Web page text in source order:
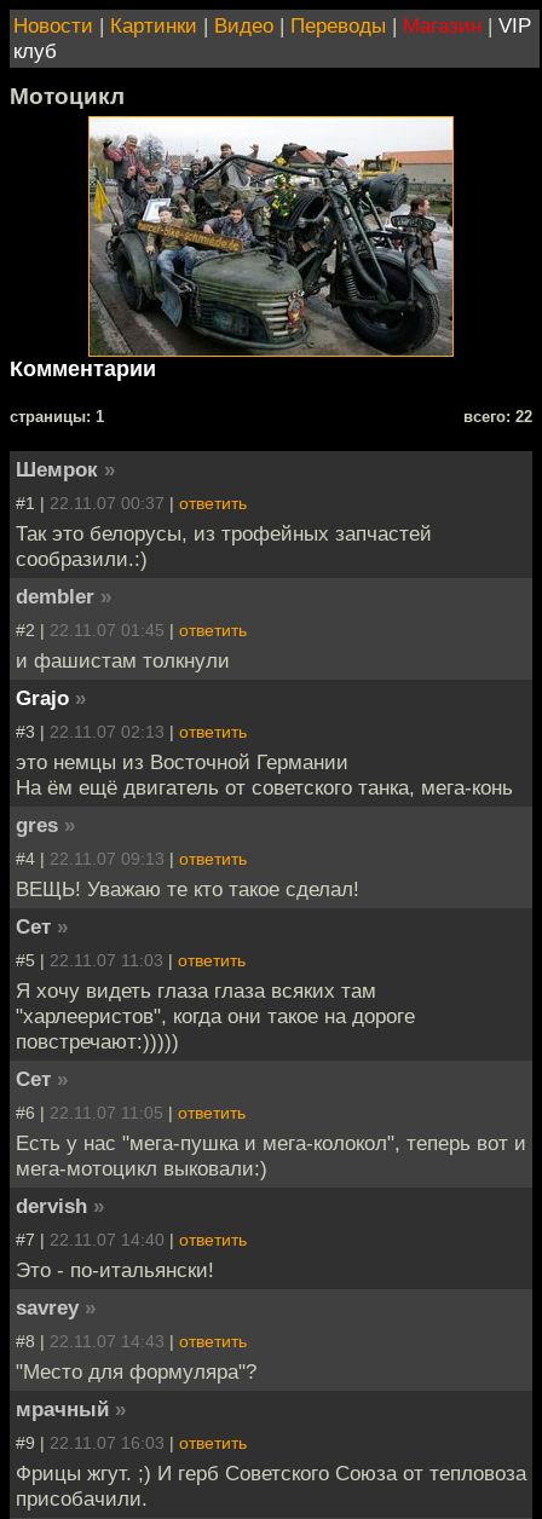
Новости | Картинки | Видео | Переводы | Магазин | VIP
клуб
Мотоцикл
Комментарии
cтраницы: 1 всего: 22
Шемрок »
#1 | 22.11.07 00:37 | ответить
Так это белорусы, из трофейных запчастей
сообразили.:)
dembler »
#2 | 22.11.07 01:45 | ответить
и фашистам толкнули
Grajo »
#3 | 22.11.07 02:13 | ответить
это немцы из Восточной Германии
На ём ещё двигатель от советского танка, мега-конь
gres »
#4 | 22.11.07 09:13 | ответить
ВЕЩЬ! Уважаю те кто такое сделал!
Сет »
#5 | 22.11.07 11:03 | ответить
Я хочу видеть глаза глаза всяких там
"харлееристов", когда они такое на дороге
повстречают:)))))
Сет »
#6 | 22.11.07 11:05 | ответить
Есть у нас "мега-пушка и мега-колокол", теперь вот и
мега-мотоцикл выковали:)
dervish »
#7 | 22.11.07 14:40 | ответить
Это - по-итальянски!
savrey »
#8 | 22.11.07 14:43 | ответить
"Место для формуляра"?
мрачный »
#9 | 22.11.07 16:03 | ответить
Фрицы жгут. ;) И герб Советского Союза от тепловоза
присобачили.